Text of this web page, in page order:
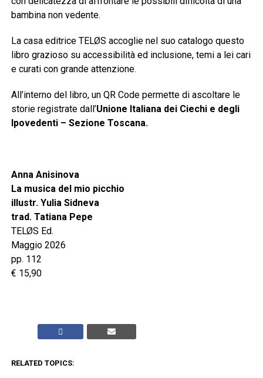
bambina non vedente.
La casa editrice TELØS accoglie nel suo catalogo questo
libro grazioso su accessibilità ed inclusione, temi a lei cari
e curati con grande attenzione.
All’interno del libro, un QR Code permette di ascoltare le
storie registrate dall’Unione Italiana dei Ciechi e degli
Ipovedenti – Sezione Toscana.
Anna Anisinova
La musica del mio picchio
illustr. Yulia Sidneva
trad. Tatiana Pepe
TELØS Ed.
Maggio 2026
pp. 112
€ 15,90
RELATED TOPICS: